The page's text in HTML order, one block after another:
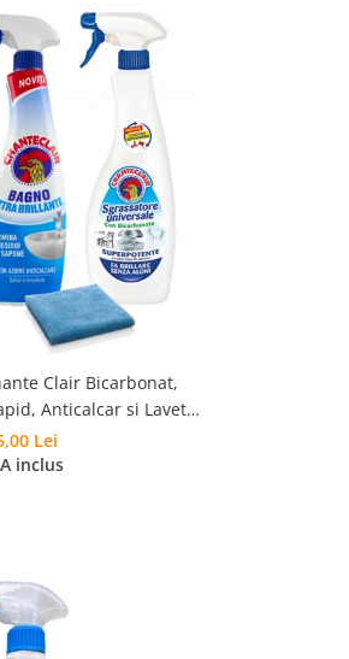
Clair Bicarbonat,
Anticalcar si Laveta
Lei
inclus